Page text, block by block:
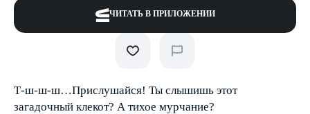
ЧИТАТЬ В ПРИЛОЖЕНИИ
Т-ш-ш-ш…Прислушайся! Ты слышишь этот
загадочный клекот? А тихое мурчание?